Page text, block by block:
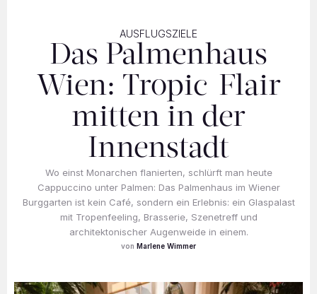
AUSFLUGSZIELE
Das Palmenhaus
Wien: Tropic-Flair
mitten in der
Innenstadt
Wo einst Monarchen flanierten, schlürft man heute
Cappuccino unter Palmen: Das Palmenhaus im Wiener
Burggarten ist kein Café, sondern ein Erlebnis: ein Glaspalast
mit Tropenfeeling, Brasserie, Szenetreff und
architektonischer Augenweide in einem.
Marlene Wimmer